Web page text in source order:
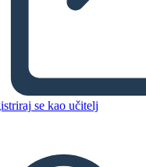
se kao učitelj